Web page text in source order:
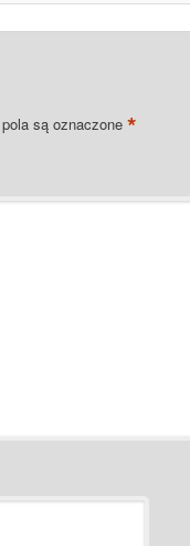
są oznaczone *